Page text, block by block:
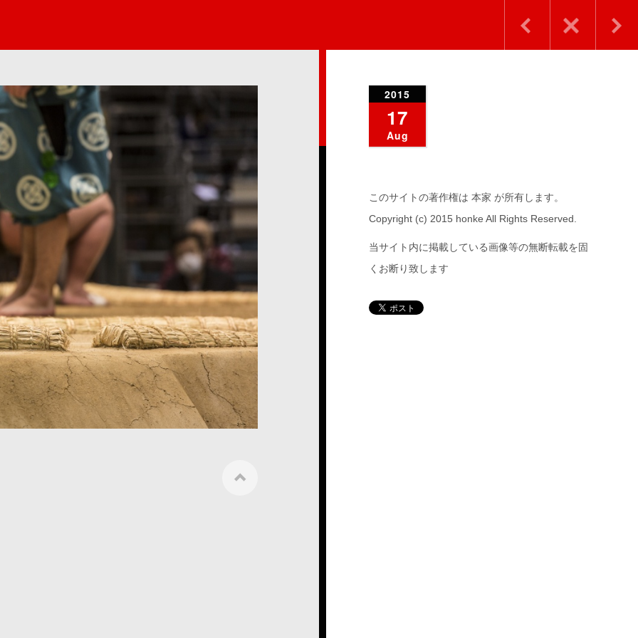
2015
17
Aug
このサイトの著作権は 本家 が所有します。
Copyright (c) 2015 honke All Rights Reserved.
当サイト内に掲載している画像等の無断転載を固
くお断り致します